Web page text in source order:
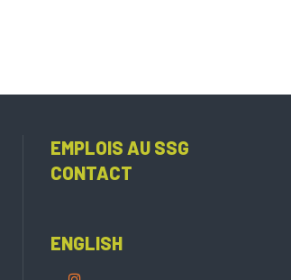
EMPLOIS AU SSG
CONTACT
ENGLISH